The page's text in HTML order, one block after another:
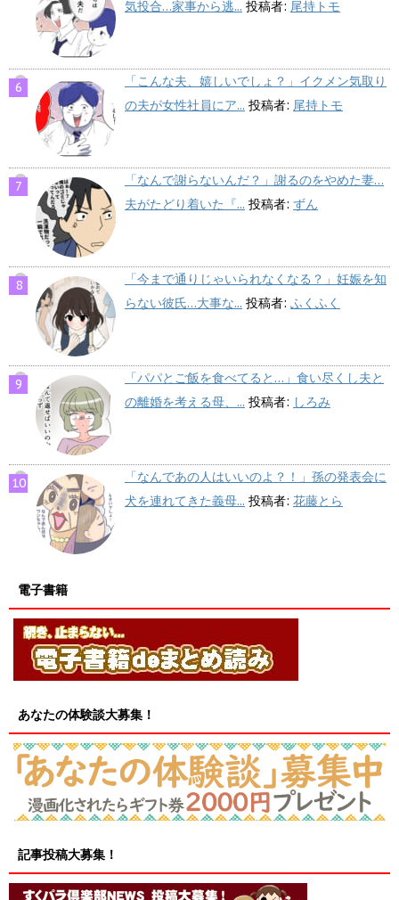
気投合…家事から逃... 投稿者: 尾持トモ
「こんな夫、嬉しいでしょ？」イクメン気取り
の夫が女性社員にア... 投稿者: 尾持トモ
「なんで謝らないんだ？」謝るのをやめた妻…
夫がたどり着いた『... 投稿者: ずん
「今まで通りじゃいられなくなる？」妊娠を知
らない彼氏…大事な... 投稿者: ふくふく
「パパとご飯を食べてると…」食い尽くし夫と
の離婚を考える母、... 投稿者: しろみ
「なんであの人はいいのよ？！」孫の発表会に
犬を連れてきた義母... 投稿者: 花藤とら
電子書籍
あなたの体験談大募集！
記事投稿大募集！